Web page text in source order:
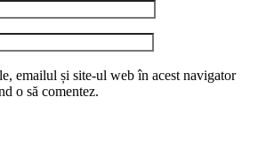
emailul și site-ul web în acest navigator
o să comentez.